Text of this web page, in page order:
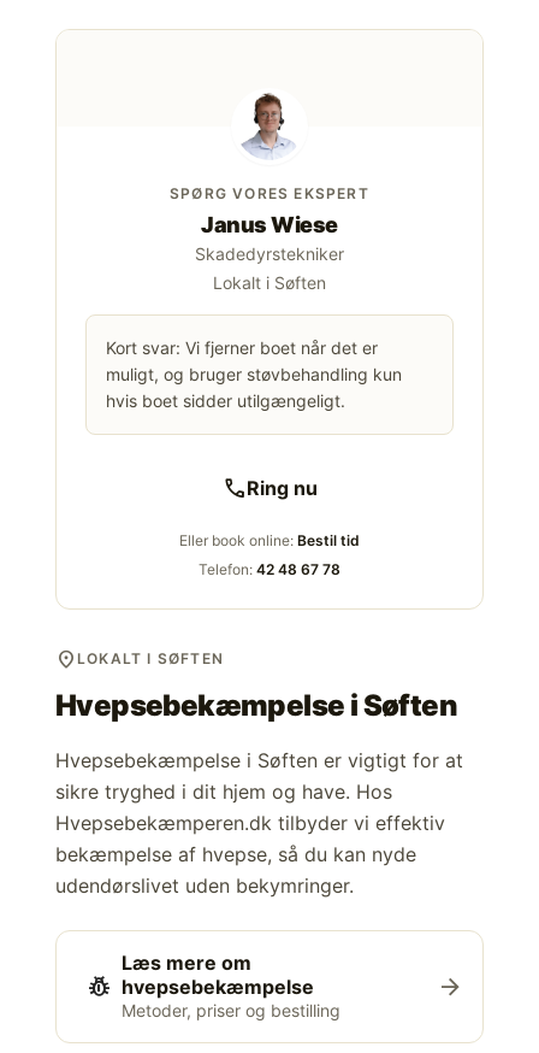
SPØRG VORES EKSPERT
Janus Wiese
Skadedyrstekniker
Lokalt i Søften
Kort svar: Vi fjerner boet når det er
muligt, og bruger støvbehandling kun
hvis boet sidder utilgængeligt.
callRing nu
Eller book online: Bestil tid
Telefon: 42 48 67 78
location_on LOKALT I SØFTEN
Hvepsebekæmpelse iSøften
Hvepsebekæmpelse i Søften er vigtigt for at
sikre tryghed i dit hjem og have. Hos
Hvepsebekæmperen.dk tilbyder vi effektiv
bekæmpelse af hvepse, så du kan nyde
udendørslivet uden bekymringer.
pest_control
Læs mere om
hvepsebekæmpelse
Metoder, priser og bestilling
arrow_forward